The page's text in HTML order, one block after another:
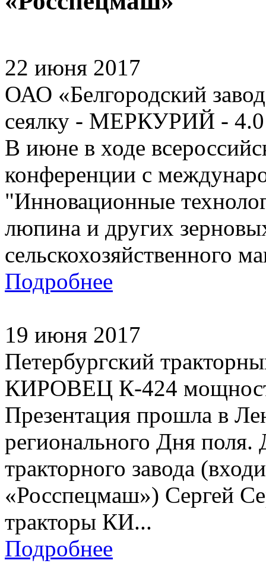
22 июня 2017
ОАО «Белгородский
сеялку - МЕРКУРИЙ - 4.0
В июне в ходе
конференции с
"Инновационные
люпина и других
сельскохозяйственного
Подробнее
19 июня 2017
Петербургский
КИРОВЕЦ К-424
Презентация прошла в
регионального Дня поля.
тракторного завода
«Росспецмаш») Сергей
тракторы КИ...
Подробнее